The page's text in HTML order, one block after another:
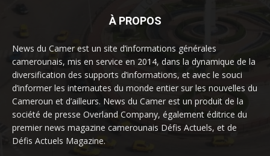
À PROPOS
News du Camer est un site d’informations générales
camerounais, mis en service en 2014, dans la dynamique de la
diversification des supports d’informations, et avec le souci
d’informer les internautes du monde entier sur les nouvelles du
Cameroun et d’ailleurs. News du Camer est un produit de la
société de presse Overland Company, également éditrice du
premier news magazine camerounais Défis Actuels, et de
Défis Actuels Magazine.